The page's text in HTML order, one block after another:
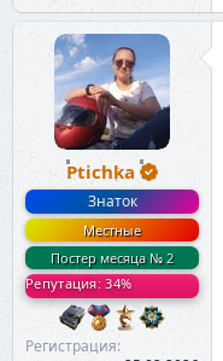
Ptichka
Знаток
Местные
Постер месяца № 2
Репутация: 34%
Регистрация